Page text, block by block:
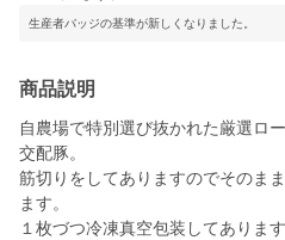
生産者バッジの基準が新しくなりました。
商品説明
自農場で特別選び抜かれた厳選ロ
交配豚。
筋切りをしてありますのでそのま
ます。
１枚づつ冷凍真空包装してありま